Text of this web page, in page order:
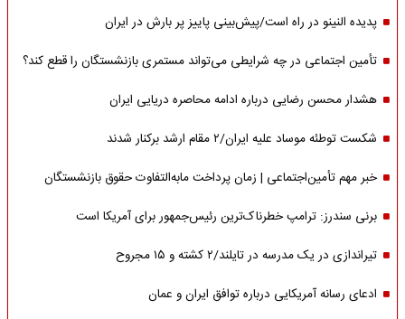
پدیده النینو در راه است/پیش‌بینی پاییز پر بارش در ایران
تأمین اجتماعی در چه شرایطی می‌تواند مستمری بازنشستگان را قطع کند؟
هشدار محسن رضایی درباره ادامه محاصره دریایی ایران
شکست توطئه موساد علیه ایران/۲ مقام‌ ارشد برکنار شدند
خبر مهم تأمین‌اجتماعی | زمان پرداخت مابه‌التفاوت حقوق بازنشستگان
برنی سندرز: ترامپ خطرناک‌ترین رئیس‌جمهور برای آمریکا است
تیراندازی در یک مدرسه در تایلند/۲ کشته و ۱۵ مجروح
ادعای رسانه آمریکایی درباره توافق ایران و عمان